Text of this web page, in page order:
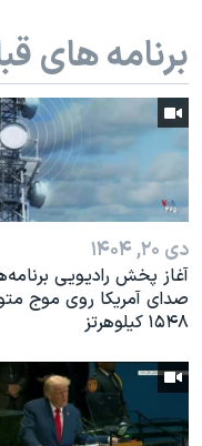
اسرائیل در جنگ
نرگس محمدی برنده
همایش محافظه‌کاران
صفحه‌های ویژه
سفر پرزیدنت ترامپ به
برنامه های
دی ۲۰, ۱۴۰۴
آغاز پخش رادیویی
صدای آمریکا روی موج
۱۵۴۸ کیلوهرتز